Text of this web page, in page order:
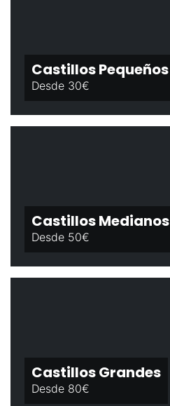
Castillos Pequeños
Desde 30€
Castillos Medianos
Desde 50€
Castillos Grandes
Desde 80€